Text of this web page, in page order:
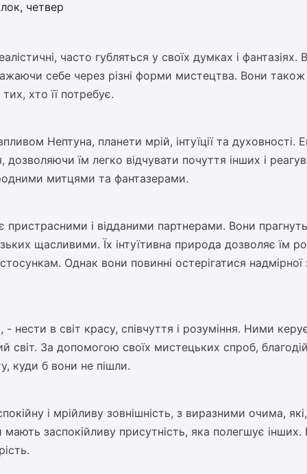
четвер
часто губляться у своїх думках і
себе через різні форми мистецтва. Вони також
хто її потребує.
Нептуна, планети мрій, інтуїції та духовності.
дозволяючи їм легко відчувати почуття інших і
митцями та фантазерами.
і відданими партнерами. Вони прагнуть
щасливими. Їх інтуїтивна природа дозволяє їм
Однак вони повинні остерігатися надмірної
в світ красу, співчуття і розуміння. Ними
світ. За допомогою своїх мистецьких спроб,
куди б вони не пішли.
і мрійливу зовнішність, з виразними очима,
заспокійливу присутність, яка полегшує